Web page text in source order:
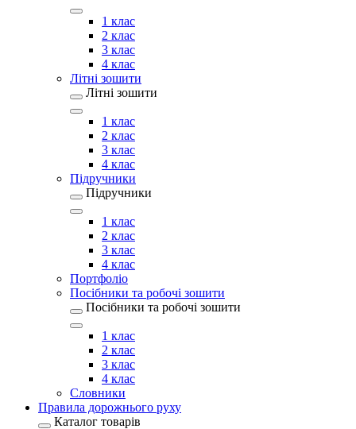
1 клас
2 клас
3 клас
4 клас
Літні зошити
Літні зошити
1 клас
2 клас
3 клас
4 клас
Підручники
Підручники
1 клас
2 клас
3 клас
4 клас
Портфоліо
Посібники та робочі зошити
Посібники та робочі зошити
1 клас
2 клас
3 клас
4 клас
Словники
Правила дорожнього руху
Каталог товарів